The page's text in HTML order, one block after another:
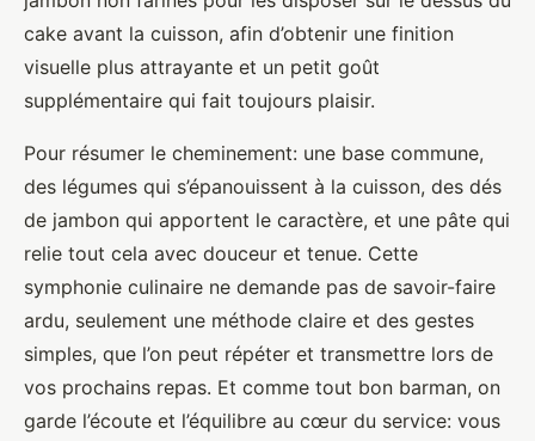
cake avant la cuisson, afin d’obtenir une finition
visuelle plus attrayante et un petit goût
supplémentaire qui fait toujours plaisir.
Pour résumer le cheminement: une base commune,
des légumes qui s’épanouissent à la cuisson, des dés
de jambon qui apportent le caractère, et une pâte qui
relie tout cela avec douceur et tenue. Cette
symphonie culinaire ne demande pas de savoir-faire
ardu, seulement une méthode claire et des gestes
simples, que l’on peut répéter et transmettre lors de
vos prochains repas. Et comme tout bon barman, on
garde l’écoute et l’équilibre au cœur du service: vous